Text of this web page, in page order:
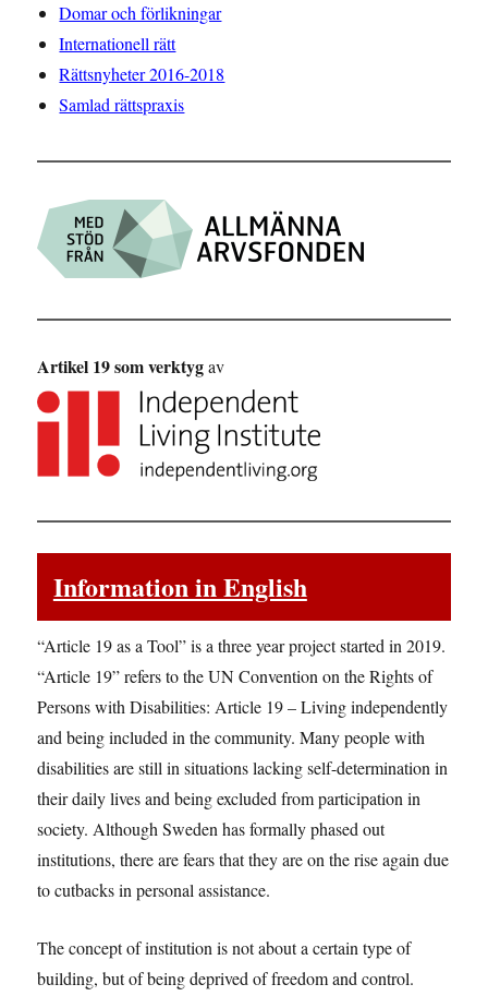
Domar och förlikningar
Internationell rätt
Rättsnyheter 2016-2018
Samlad rättspraxis
Artikel 19 som verktygav
Information in English
“Article 19 as a Tool” is a three year project started in 2019.
“Article 19” refers to the UN Convention on the Rights of
Persons with Disabilities: Article 19 – Living independently
and being included in the community. Many people with
disabilities are still in situations lacking self-determination in
their daily lives and being excluded from participation in
society. Although Sweden has formally phased out
institutions, there are fears that they are on the rise again due
to cutbacks in personal assistance.
The concept of institution is not about a certain type of
building, but of being deprived of freedom and control.